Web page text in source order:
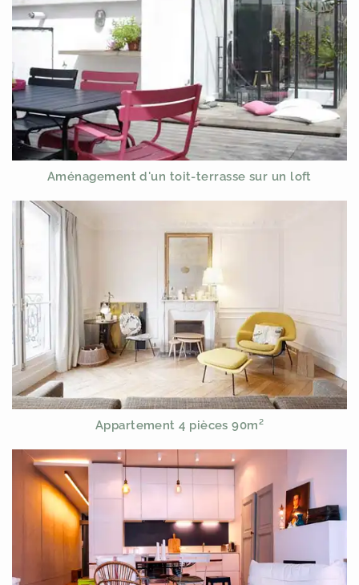
Aménagement d'un toit-terrasse sur un loft
Appartement 4 pièces 90m²